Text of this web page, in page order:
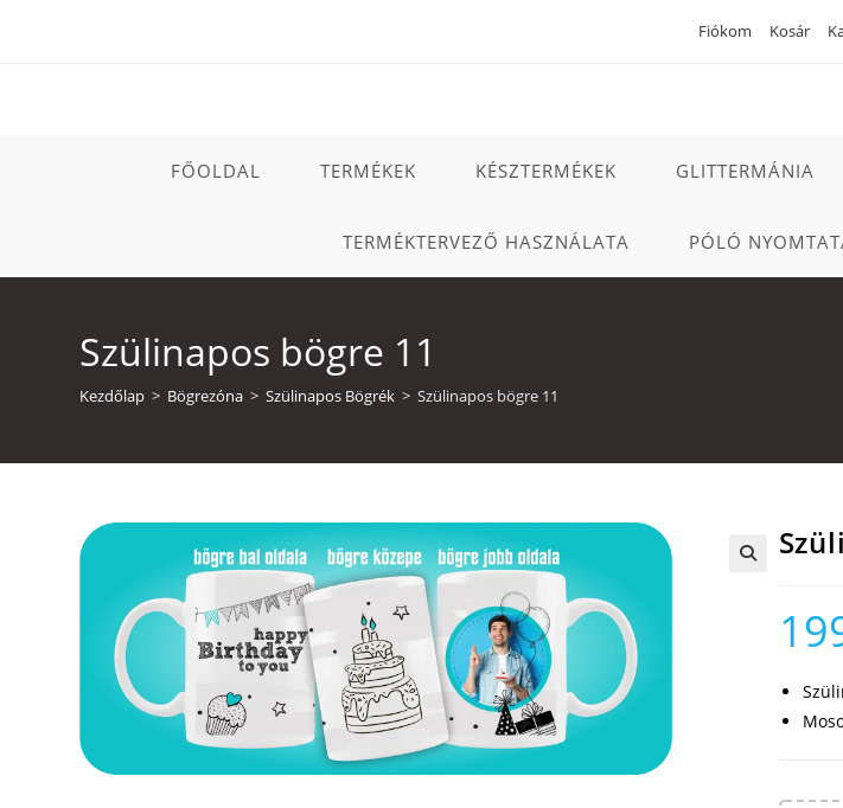
Fiókom Kosár
FŐOLDAL TERMÉKEK KÉSZTERMÉKEK GLITTERMÁNIA
TERMÉKTERVEZŐ HASZNÁLATA PÓLÓ
Szülinapos bögre 11
Kezdőlap > Bögrezóna > Szülinapos Bögrék > Szülinapos bögre 11